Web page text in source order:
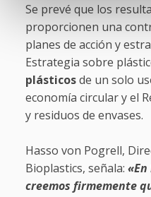
Se prevé que los
proporcionen una
planes de acción y
Estrategia sobre
plásticosde un solo
economía circular y el
y residuos de envases.
Hasso von Pogrell,
Bioplastics, señala:
creemos firmemente